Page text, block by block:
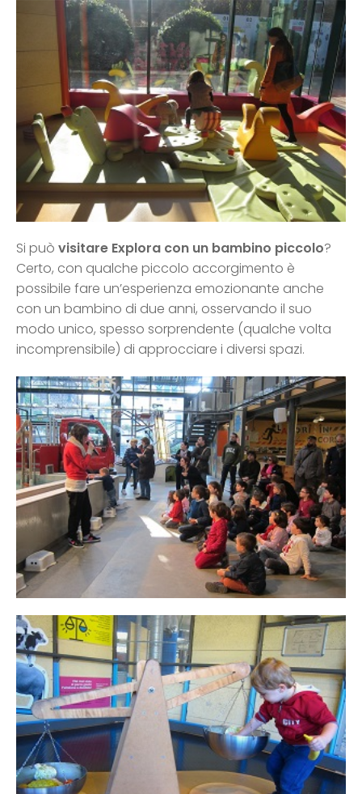
Si può visitare Explora con un bambino piccolo?
Certo, con qualche piccolo accorgimento è
possibile fare un’esperienza emozionante anche
con un bambino di due anni, osservando il suo
modo unico, spesso sorprendente (qualche volta
incomprensibile) di approcciare i diversi spazi.